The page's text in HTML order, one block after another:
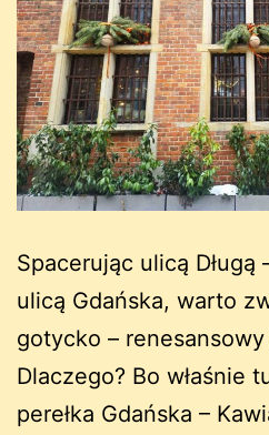
Spacerując ulicą Długą
ulicą Gdańska, warto
gotycko –
Dlaczego? Bo właśnie
perełka Gdańska –